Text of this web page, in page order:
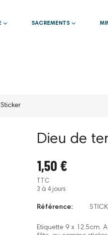
SACREMENTS
Dieu de
1,50 €
TTC
3 à 4 jours
Référence:
Etiquette 9 x 12.5cm.